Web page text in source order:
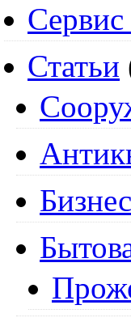
Сервис
Статьи